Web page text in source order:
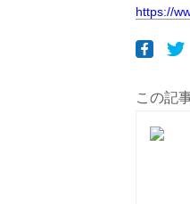
https://
この記